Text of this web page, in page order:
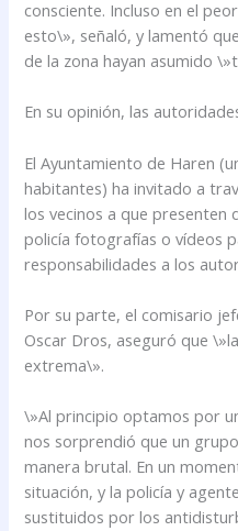
consciente. Incluso en el
esto\», señaló, y lamentó
de la zona hayan asumido
En su opinión, las
El Ayuntamiento de Haren
habitantes) ha invitado a
los vecinos a que presenten
policía fotografías o vídeos
responsabilidades a los
Por su parte, el comisario
Oscar Dros, aseguró que
extrema\».
\»Al principio optamos por
nos sorprendió que un
manera brutal. En un
situación, y la policía y
sustituidos por los